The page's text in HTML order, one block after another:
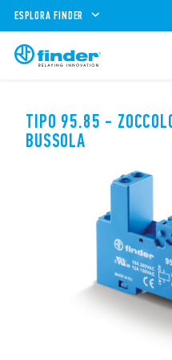
ESPLORA FINDER
TIPO 95.85 -
BUSSOLA